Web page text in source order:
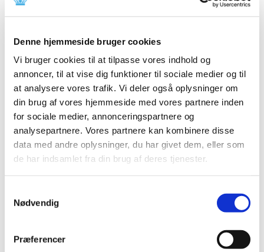
Denne hjemmeside bruger cookies
Vi bruger cookies til at tilpasse vores indhold og
annoncer, til at vise dig funktioner til sociale medier og til
at analysere vores trafik. Vi deler også oplysninger om
din brug af vores hjemmeside med vores partnere inden
for sociale medier, annonceringspartnere og
analysepartnere. Vores partnere kan kombinere disse
data med andre oplysninger, du har givet dem, eller som
de har indsamlet fra din brug af deres tjenester.
Nødvendig
Præferencer
Læger, der anvender Ultiva, bør overveje andre
lægemidler til anæstesi. Virksomheden B.Braun har
”B.Braun” 2 mg og 5 mg fra Tyskland, men dette forventes
først at kunne leveres i maj måned (uge 19). Da produktet
ligger i tyske pakninger og ikke er markedsført i Danmark,
skal der søges om udleveringstilladelse hos
Lægemiddelstyrelsen.
Læs mere om, hvordan man søger udleveringstilladelse
Fakta om Ultiva®
Ultiva er et analgetikum til brug ved indledning og/eller
som analgetikum hos mekanisk ventilerede i alderen 18
år og derover, som er i intensiv behandling. Præparatet
patienter, da virkningsvarigheden er kort (5-10 minutter)
og der ikke ses tendens til øget varighed efter adskillige